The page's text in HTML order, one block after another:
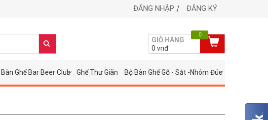
ĐĂNG NHẬP ĐĂNG KÝ
GIỎ HÀNG
0 vnđ
0
Bàn Ghế Bar Beer Club Ghế Thư Giãn Bộ Bàn Ghế Gỗ - Sắt -Nhôm Đúc